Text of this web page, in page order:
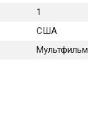
1
США
Мультфильм